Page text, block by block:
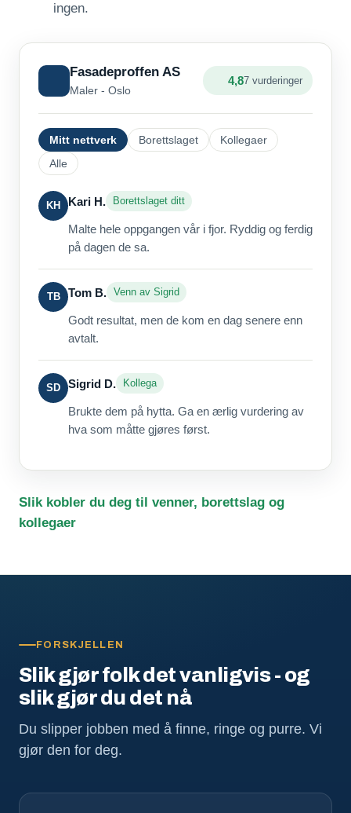
ingen.
Fasadeproffen AS
Maler - Oslo
4,87 vurderinger
Mitt nettverk Borettslaget
Kollegaer
Alle
KH Kari H. Borettslaget ditt
Malte hele oppgangen vår i fjor. Ryddig og ferdig
på dagen de sa.
TB Tom B. Venn av Sigrid
Godt resultat, men de kom en dag senere enn
avtalt.
SD Sigrid D. Kollega
Brukte dem på hytta. Ga en ærlig vurdering av
hva som måtte gjøres først.
Slik kobler du deg til venner, borettslag og
kollegaer
FORSKJELLEN
Slik gjør folk det vanligvis - og
slik gjør du det nå
Du slipper jobben med å finne, ringe og purre. Vi
gjør den for deg.